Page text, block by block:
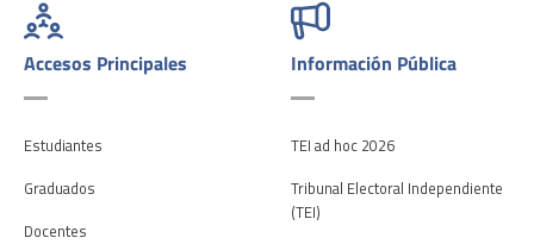
Accesos Principales
Estudiantes
Graduados
Docentes
Información Pública
TEI ad hoc 2026
Tribunal Electoral Independiente
(TEI)